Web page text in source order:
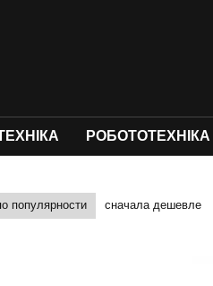
РОБОТОТЕХНІКА
популярности сначала дешевле